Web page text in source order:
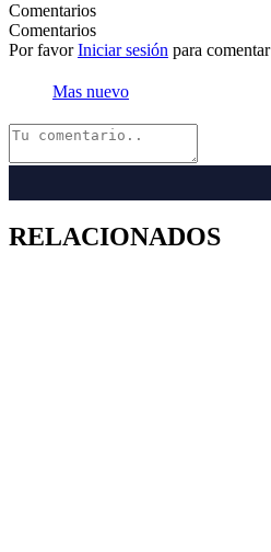
Comentarios
Comentarios
Por favorIniciar sesión para comentar
Mas nuevo
RELACIONADOS